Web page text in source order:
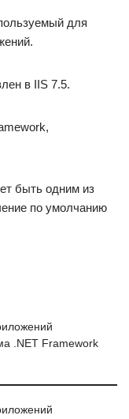
для
в IIS 7.5.
быть одним из
по умолчанию
.NET Framework